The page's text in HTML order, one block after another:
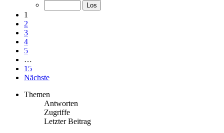
1
2
3
4
5
…
15
Nächste
Themen
Antworten
Zugriffe
Letzter Beitrag